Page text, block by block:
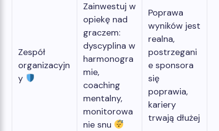
Zespół
organizacyjn
y
Zainwestuj w
opiekę nad
graczem:
dyscyplina w
harmonogra
mie,
coaching
mentalny,
monitorowa
nie snu
Poprawa
wyników jest
realna,
postrzegani
e sponsora
się
poprawia,
kariery
trwają dłużej